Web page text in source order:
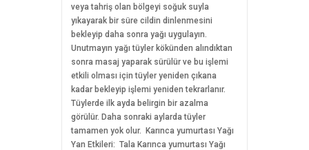
veya tahriş olan bölgeyi soğuk suyla
yıkayarak bir süre cildin dinlenmesini
bekleyip daha sonra yağı uygulayın.
Unutmayın yağı tüyler kökünden alındıktan
sonra masaj yaparak sürülür ve bu işlemi
etkili olması için tüyler yeniden çıkana
kadar bekleyip işlemi yeniden tekrarlanır.
Tüylerde ilk ayda belirgin bir azalma
görülür. Daha sonraki aylarda tüyler
tamamen yok olur. Karınca yumurtası Yağı
Yan Etkileri: Tala Karınca yumurtası Yağı